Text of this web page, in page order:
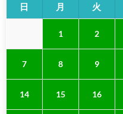
日 月 火
1 2
7 8 9
14 15 16